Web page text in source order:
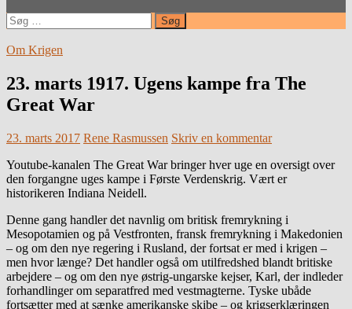
Søg
efter:
Om Krigen
23. marts 1917. Ugens kampe fra The
Great War
23. marts 2017 Rene Rasmussen Skriv en kommentar
Youtube-kanalen The Great War bringer hver uge en oversigt over
den forgangne uges kampe i Første Verdenskrig. Vært er
historikeren Indiana Neidell.
Denne gang handler det navnlig om britisk fremrykning i
Mesopotamien og på Vestfronten, fransk fremrykning i Makedonien
– og om den nye regering i Rusland, der fortsat er med i krigen –
men hvor længe? Det handler også om utilfredshed blandt britiske
arbejdere – og om den nye østrig-ungarske kejser, Karl, der indleder
forhandlinger om separatfred med vestmagterne. Tyske ubåde
fortsætter med at sænke amerikanske skibe – og krigserklæringen